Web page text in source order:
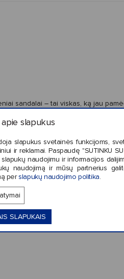
apie slapukus
slapukus svetainės funkcijoms,
ir reklamai. Paspaudę "SUTINKU SU
naudojimu ir informacijos
naudojimą ir mūsų partnerius
per slapukų naudojimo politika
SLAPUKAIS
sandalai – tai viskas, ką jau
noseles, kurios užtikrina
asmenybes atskleisti su „Jibbitz™“